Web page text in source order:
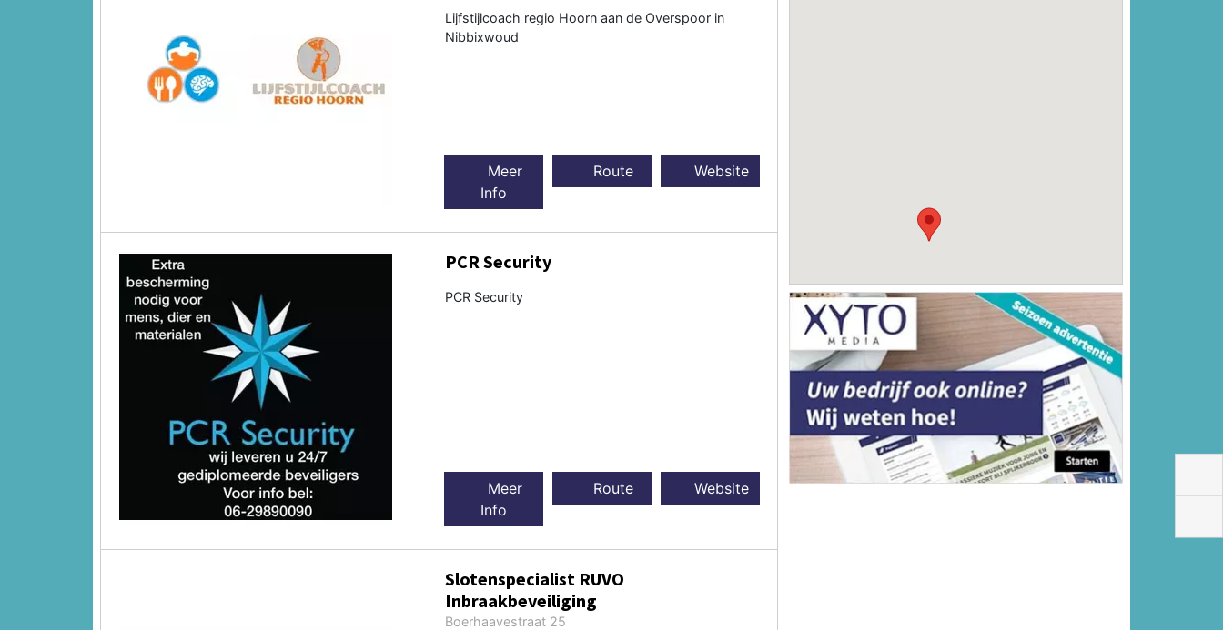
Lijfstijlcoach regio Hoorn aan de Overspoor in
Nibbixwoud
Meer
Info
Route Website
PCR Security
PCR Security
Meer
Info
Route Website
Slotenspecialist RUVO
Inbraakbeveiliging
Boerhaavestraat 25